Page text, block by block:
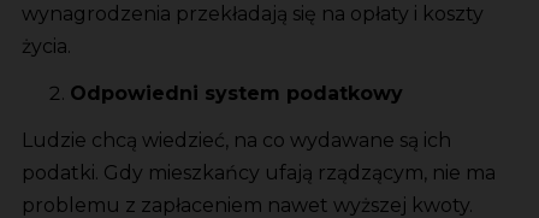
wynagrodzenia przekładają się na opłaty i koszty
życia.
Odpowiedni system podatkowy
Ludzie chcą wiedzieć, na co wydawane są ich
podatki. Gdy mieszkańcy ufają rządzącym, nie ma
problemu z zapłaceniem nawet wyższej kwoty.